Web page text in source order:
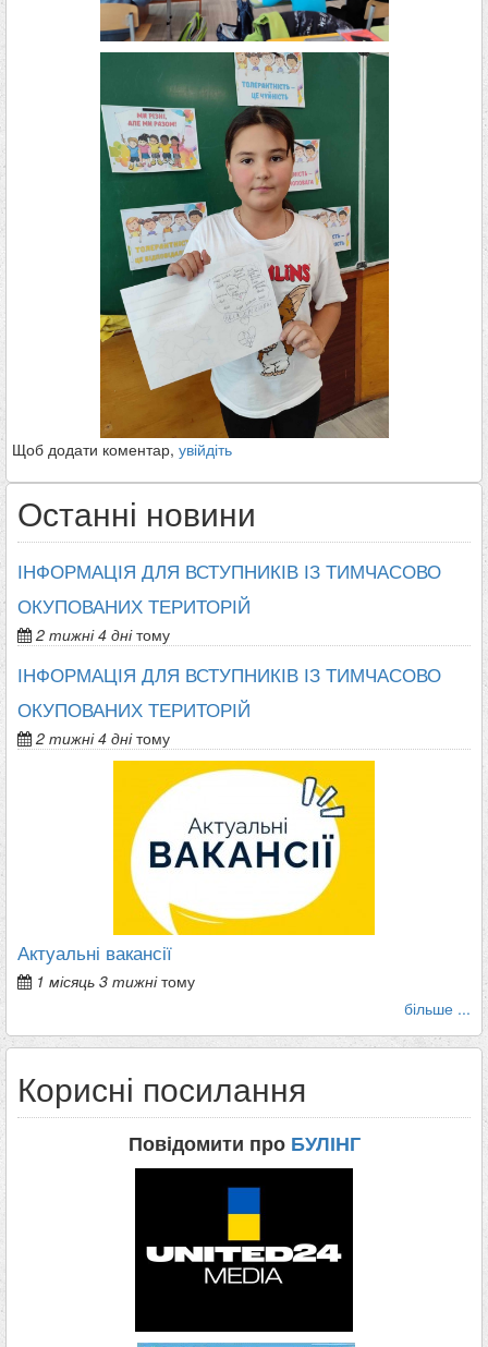
Щоб додати коментар, увійдіть
Останні новини
ІНФОРМАЦІЯ ДЛЯ ВСТУПНИКІВ ІЗ ТИМЧАСОВО
ОКУПОВАНИХ ТЕРИТОРІЙ
2 тижні 4 днітому
ІНФОРМАЦІЯ ДЛЯ ВСТУПНИКІВ ІЗ ТИМЧАСОВО
ОКУПОВАНИХ ТЕРИТОРІЙ
2 тижні 4 днітому
Актуальні вакансії
1 місяць 3 тижнітому
більше ...
Корисні посилання
Повідомити про БУЛІНГ